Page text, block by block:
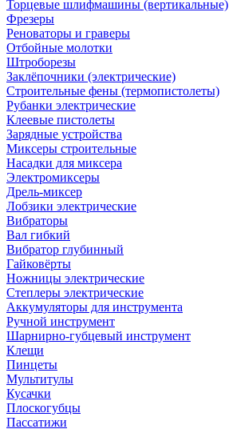
Торцевые шлифмашины (вертикальные)
Фрезеры
Реноваторы и граверы
Отбойные молотки
Штроборезы
Заклёпочники (электрические)
Строительные фены (термопистолеты)
Рубанки электрические
Клеевые пистолеты
Зарядные устройства
Миксеры строительные
Насадки для миксера
Электромиксеры
Дрель-миксер
Лобзики электрические
Вибраторы
Вал гибкий
Вибратор глубинный
Гайковёрты
Ножницы электрические
Степлеры электрические
Аккумуляторы для инструмента
Ручной инструмент
Шарнирно-губцевый инструмент
Клещи
Пинцеты
Мультитулы
Кусачки
Плоскогубцы
Пассатижи